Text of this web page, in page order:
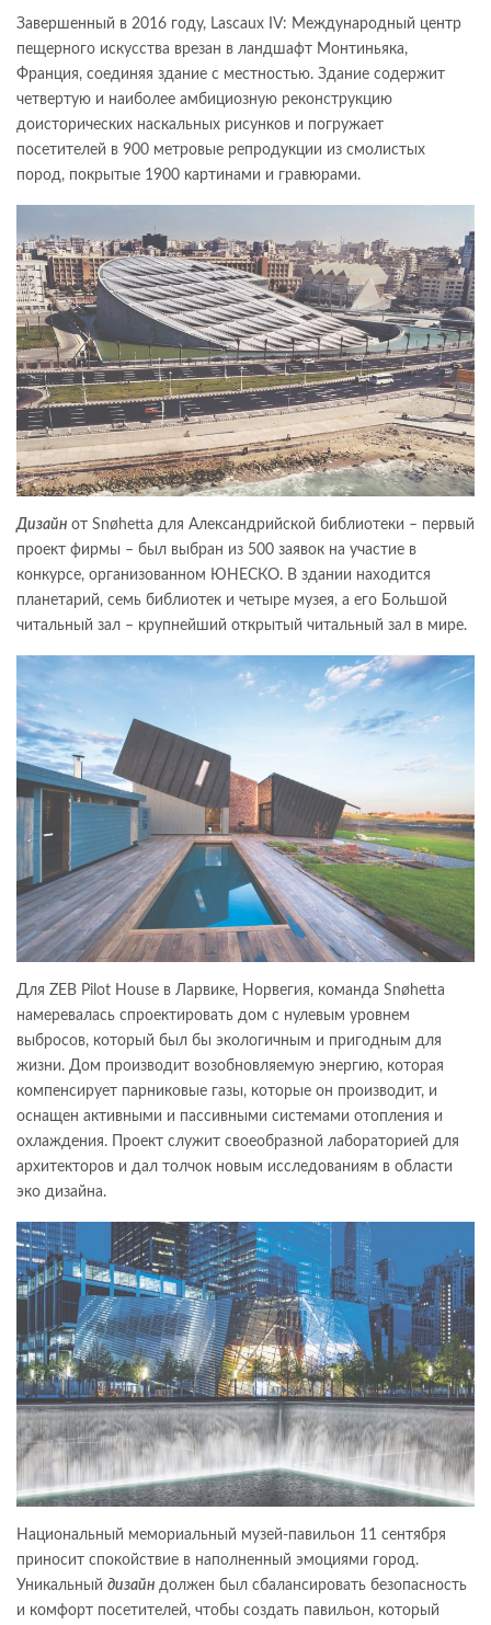
Завершенный в 2016 году, Lascaux IV: Международный центр
пещерного искусства врезан в ландшафт Монтиньяка,
Франция, соединяя здание с местностью. Здание содержит
четвертую и наиболее амбициозную реконструкцию
доисторических наскальных рисунков и погружает
посетителей в 900 метровые репродукции из смолистых
пород, покрытые 1900 картинами и гравюрами.
Дизайн от Snøhetta для Александрийской библиотеки – первый
проект фирмы – был выбран из 500 заявок на участие в
конкурсе, организованном ЮНЕСКО. В здании находится
планетарий, семь библиотек и четыре музея, а его Большой
читальный зал – крупнейший открытый читальный зал в мире.
Для ZEB Pilot House в Ларвике, Норвегия, команда Snøhetta
намеревалась спроектировать дом с нулевым уровнем
выбросов, который был бы экологичным и пригодным для
жизни. Дом производит возобновляемую энергию, которая
компенсирует парниковые газы, которые он производит, и
оснащен активными и пассивными системами отопления и
охлаждения. Проект служит своеобразной лабораторией для
архитекторов и дал толчок новым исследованиям в области
эко дизайна.
Национальный мемориальный музей-павильон 11 сентября
приносит спокойствие в наполненный эмоциями город.
Уникальный дизайн должен был сбалансировать безопасность
и комфорт посетителей, чтобы создать павильон, который